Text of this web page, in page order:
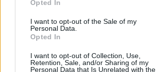
Opted In
I want to opt-out of the Sale of my
Personal Data.
Opted In
I want to opt-out of Collection, Use,
Retention, Sale, and/or Sharing of my
Personal Data that Is Unrelated with the
Paroles + Traduction
Commentaires